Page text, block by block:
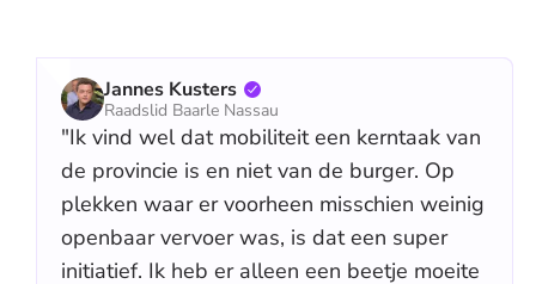
Jannes Kusters
Raadslid Baarle Nassau
"Ik vind wel dat mobiliteit een kerntaak van
de provincie is en niet van de burger. Op
plekken waar er voorheen misschien weinig
openbaar vervoer was, is dat een super
initiatief. Ik heb er alleen een beetje moeite